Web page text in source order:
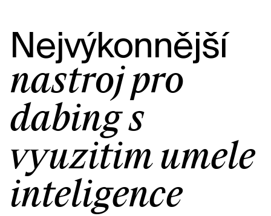
Nejvýkonnější
nástroj pro
dabing s
využitím umělé
inteligence